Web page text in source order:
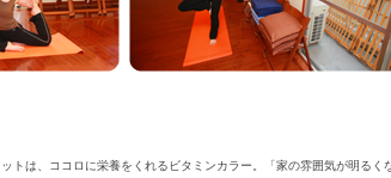
トは、ココロに栄養をくれるビタミンカラー。「家の雰囲気が明るく